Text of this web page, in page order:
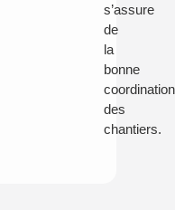
s’assure
de
la
bonne
coordination
des
chantiers.